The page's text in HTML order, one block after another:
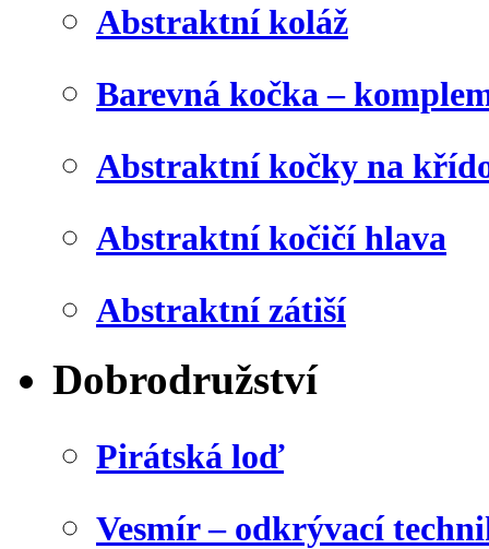
Abstraktní koláž
Barevná kočka –
Abstraktní kočky na
Abstraktní kočičí hlava
Abstraktní zátiší
Dobrodružství
Pirátská loď
Vesmír – odkrývací